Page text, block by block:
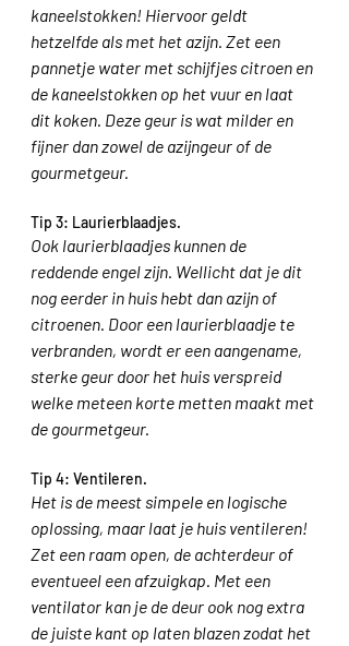
kaneelstokken! Hiervoor geldt
hetzelfde als met het azijn. Zet een
pannetje water met schijfjes citroen en
de kaneelstokken op het vuur en laat
dit koken. Deze geur is wat milder en
fijner dan zowel de azijngeur of de
gourmetgeur.
Tip 3: Laurierblaadjes.
Ook laurierblaadjes kunnen de
reddende engel zijn. Wellicht dat je dit
nog eerder in huis hebt dan azijn of
citroenen. Door een laurierblaadje te
verbranden, wordt er een aangename,
sterke geur door het huis verspreid
welke meteen korte metten maakt met
de gourmetgeur.
Tip 4: Ventileren.
Het is de meest simpele en logische
oplossing, maar laat je huis ventileren!
Zet een raam open, de achterdeur of
eventueel een afzuigkap. Met een
ventilator kan je de deur ook nog extra
de juiste kant op laten blazen zodat het